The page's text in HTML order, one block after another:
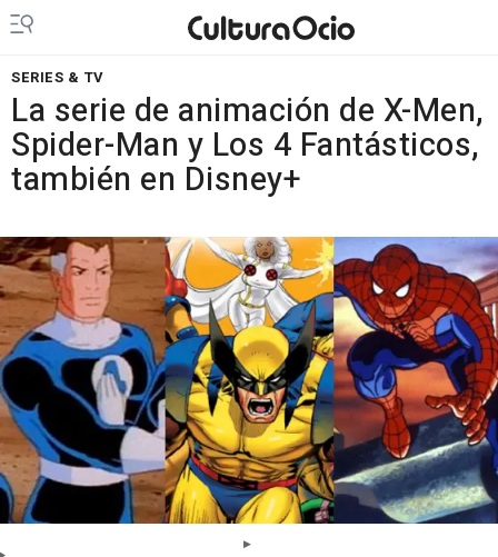
SERIES & TV
La serie de animación de X-Men,
Spider-Man y Los 4 Fantásticos,
también en Disney+